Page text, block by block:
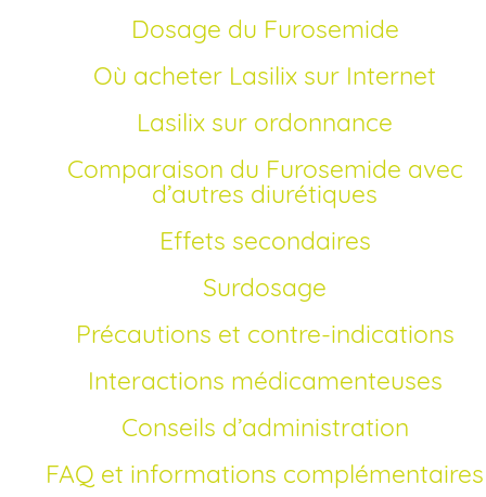
Dosage du Furosemide
Où acheter Lasilix sur Internet
Lasilix sur ordonnance
Comparaison du Furosemide avec
d’autres diurétiques
Effets secondaires
Surdosage
Précautions et contre-indications
Interactions médicamenteuses
Conseils d’administration
FAQ et informations complémentaires